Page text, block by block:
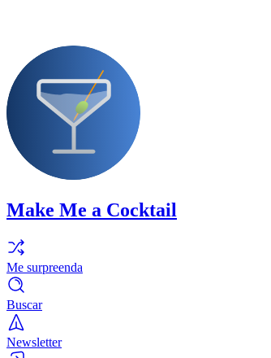
Make Me a Cocktail
Me surpreenda
Buscar
Newsletter